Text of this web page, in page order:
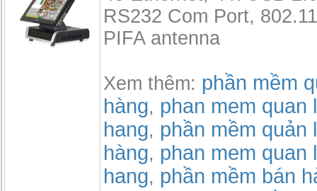
RS232 Com Port,
PIFA antenna
Xem thêm: phần mềm
hàng, phan mem quan
hang, phần mềm quản
hàng, phan mem quan
hang, phần mềm bán